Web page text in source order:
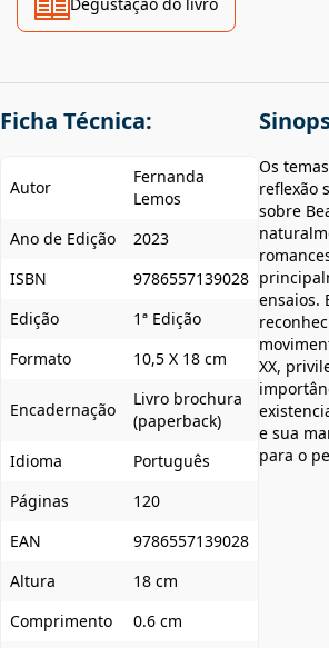
Ficha Técnica:
Autor
Fernanda
Lemos
Ano de Edição
2023
ISBN
9786557139028
Edição
1ª Edição
Formato
10,5 X 18 cm
Encadernação
Livro brochura
(paperback)
Idioma
Português
Páginas
120
EAN
9786557139028
Altura
18 cm
Comprimento
0.6 cm
Os
reflexão
sobre
ensaios.
XX,
e sua
para o